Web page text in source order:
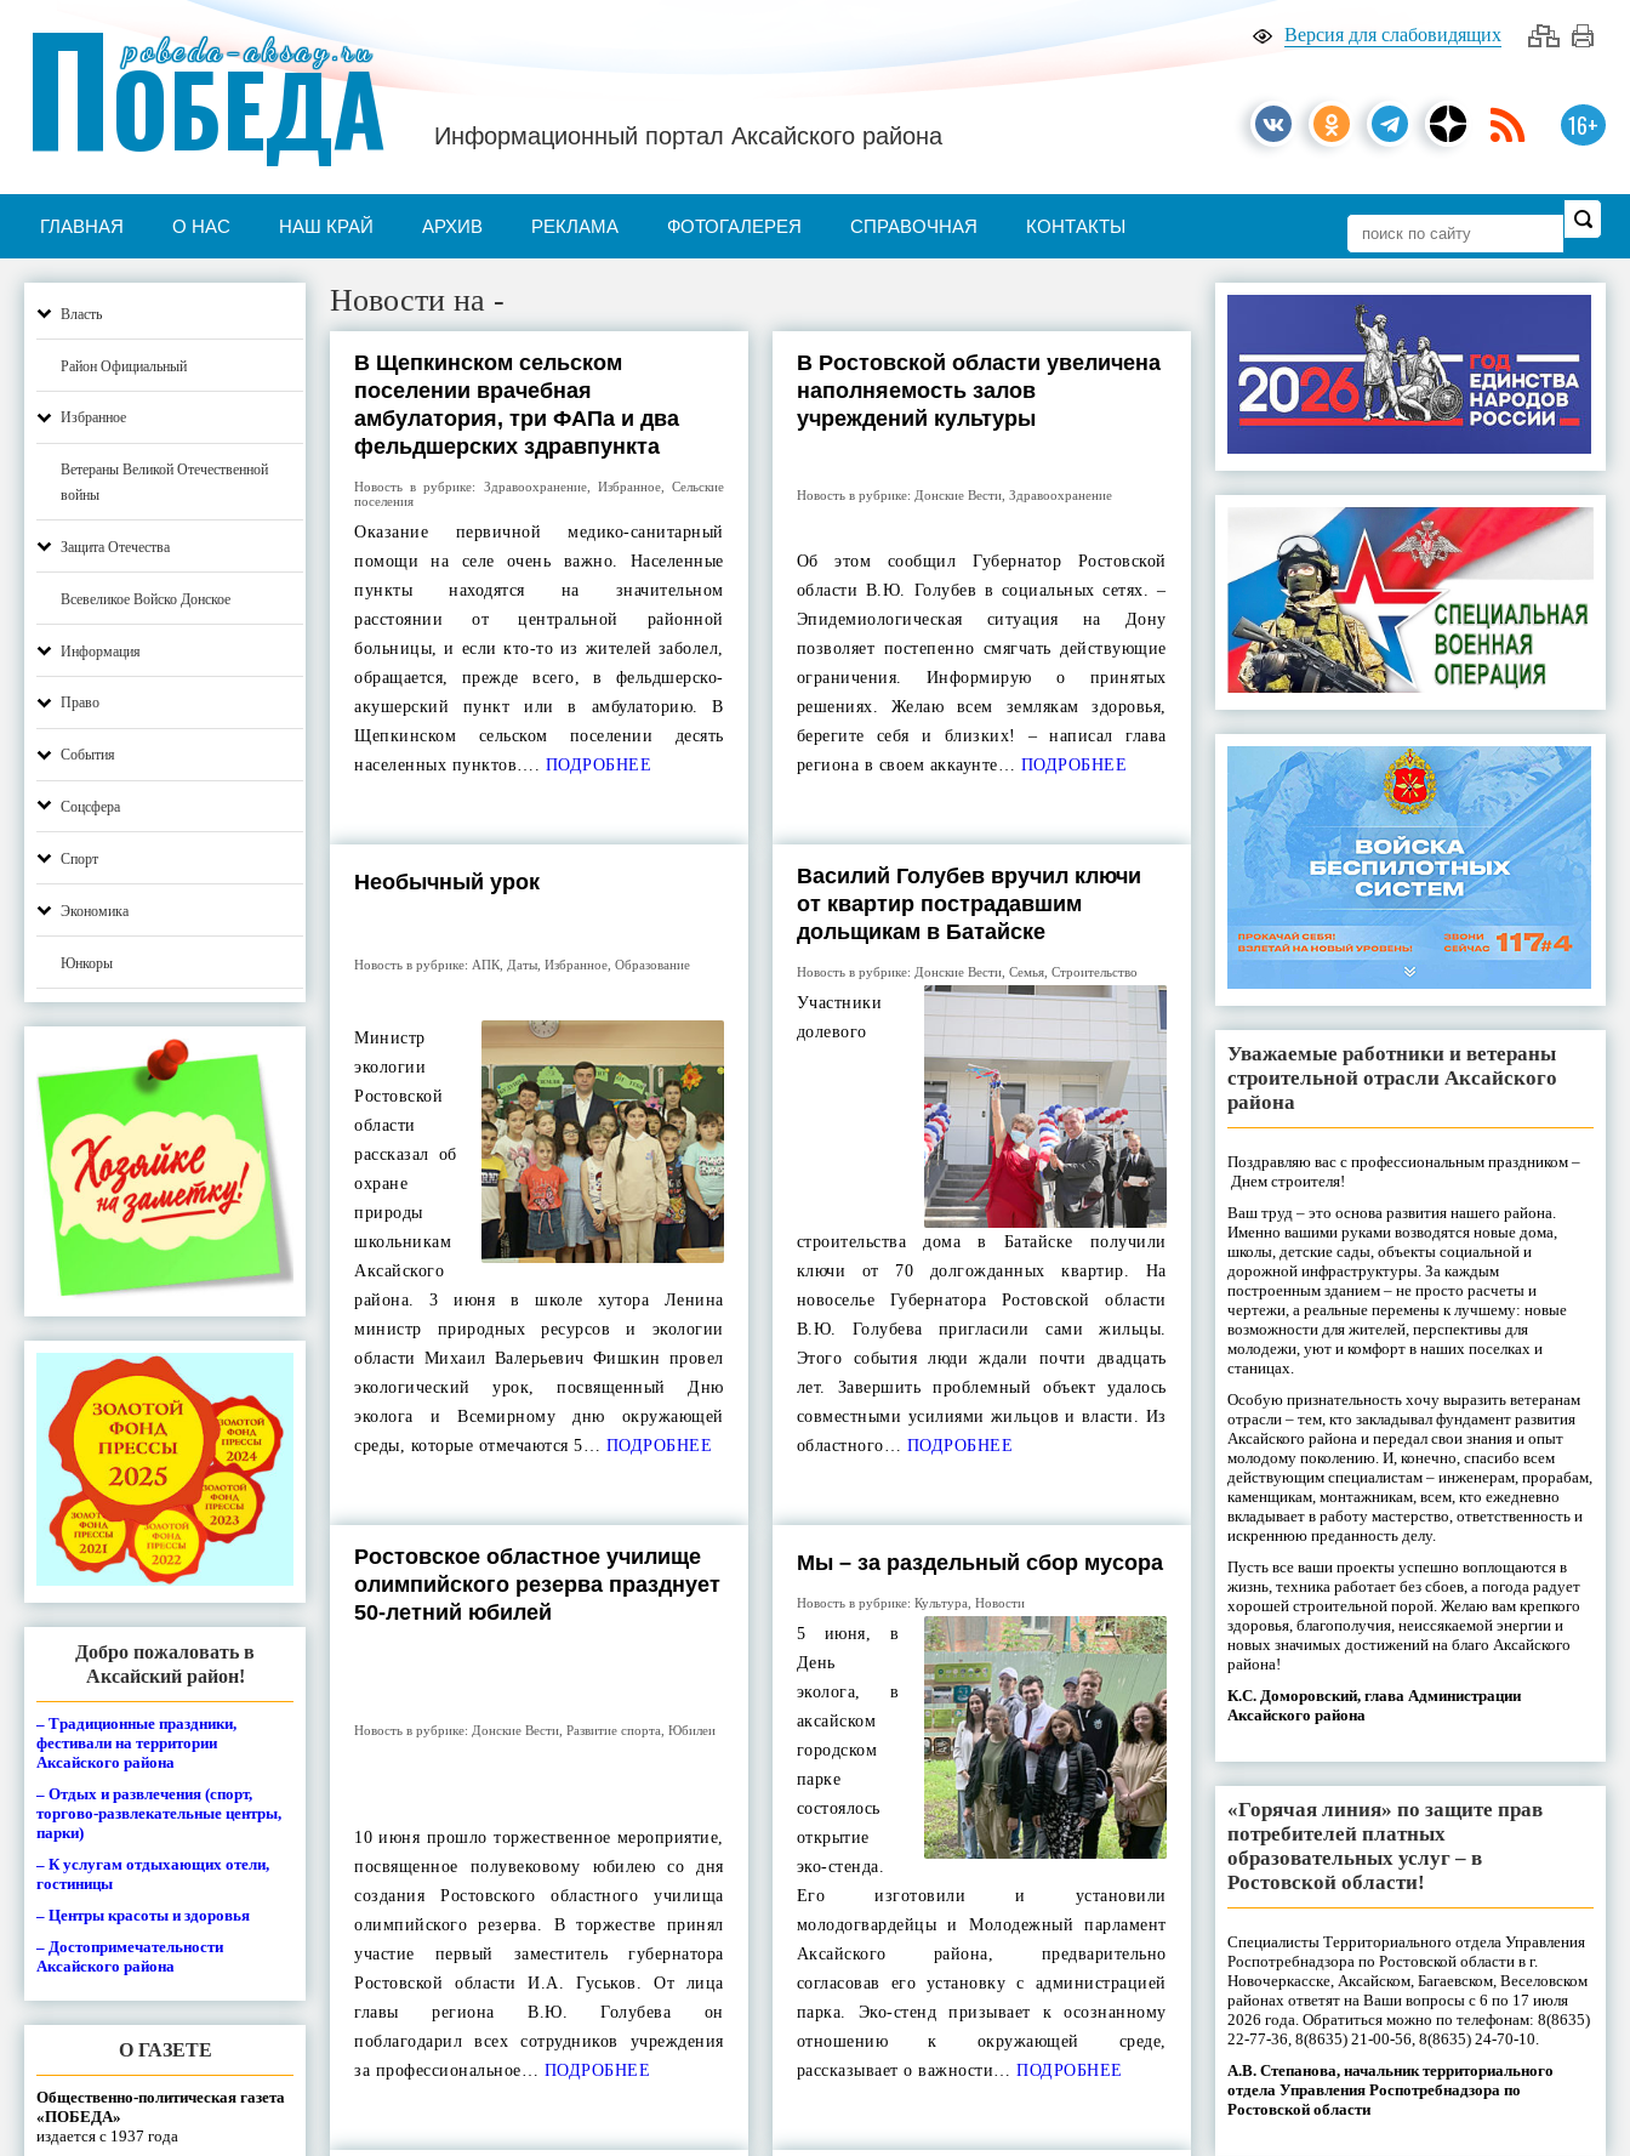
Версия для слабовидящих
16+
pobeda-aksay.ru
ПОБЕДА Информационный портал Аксайского района
ГЛАВНАЯ О НАС НАШ КРАЙ АРХИВ РЕКЛАМА ФОТОГАЛЕРЕЯ СПРАВОЧНАЯ КОНТАКТЫ
Власть
Район Официальный
Избранное
Ветераны Великой Отечественной
войны
Защита Отечества
Всевеликое Войско Донское
Информация
Право
События
Соцсфера
Спорт
Экономика
Юнкоры
Добро пожаловать в
Аксайский район!
– Традиционные праздники,
фестивали на территории
Аксайского района
– Отдых и развлечения (спорт,
торгово-развлекательные центры,
парки)
– К услугам отдыхающих отели,
гостиницы
– Центры красоты и здоровья
– Достопримечательности
Аксайского района
О ГАЗЕТЕ
Общественно-политическая газета
«ПОБЕДА»
издается с 1937 года
Новости на -
В Щепкинском сельском
поселении врачебная
амбулатория, три ФАПа и два
фельдшерских здравпункта
Новость в рубрике: Здравоохранение, Избранное, Сельские
поселения
Оказание первичной медико-санитарный
помощи на селе очень важно. Населенные
пункты находятся на значительном
расстоянии от центральной районной
больницы, и если кто-то из жителей заболел,
обращается, прежде всего, в фельдшерско-
акушерский пункт или в амбулаторию. В
Щепкинском сельском поселении десять
населенных пунктов…. ПОДРОБНЕЕ
В Ростовской области увеличена
наполняемость залов
учреждений культуры
Новость в рубрике: Донские Вести, Здравоохранение
Об этом сообщил Губернатор Ростовской
области В.Ю. Голубев в социальных сетях. –
Эпидемиологическая ситуация на Дону
позволяет постепенно смягчать действующие
ограничения. Информирую о принятых
решениях. Желаю всем землякам здоровья,
берегите себя и близких! – написал глава
региона в своем аккаунте… ПОДРОБНЕЕ
Необычный урок
Новость в рубрике: АПК Даты ,Избранное ,Образование
Министр
экологии
Ростовской
области
рассказал об
охране
природы
школьникам
Аксайского
района. 3 июня в школе хутора Ленина
министр природных ресурсов и экологии
области Михаил Валерьевич Фишкин провел
экологический урок, посвященный Дню
эколога и Всемирному дню окружающей
среды, которые отмечаются 5… ПОДРОБНЕЕ
Василий Голубев вручил ключи
от квартир пострадавшим
дольщикам в Батайске
Новость в рубрике: Донские Вести, Семья, Строительство
Участники
долевого
строительства дома в Батайске получили
ключи от 70 долгожданных квартир. На
новоселье Губернатора Ростовской области
В.Ю. Голубева пригласили сами жильцы.
Этого события люди ждали почти двадцать
лет. Завершить проблемный объект удалось
совместными усилиями жильцов и власти. Из
областного… ПОДРОБНЕЕ
Ростовское областное училище
олимпийского резерва празднует
50-летний юбилей
Новость в рубрике: Донские Вести ,Развитие спорта ,Юбилеи
10 июня прошло торжественное мероприятие,
посвященное полувековому юбилею со дня
создания Ростовского областного училища
олимпийского резерва. В торжестве принял
участие первый заместитель губернатора
Ростовской области И.А. Гуськов. От лица
главы региона В.Ю. Голубева он
поблагодарил всех сотрудников учреждения
за профессиональное… ПОДРОБНЕЕ
Мы – за раздельный сбор мусора
Новость в рубрике: Культура Новости
5 июня, в
День
эколога, в
аксайском
городском
парке
состоялось
открытие
эко-стенда.
Его изготовили и установили
молодогвардейцы и Молодежный парламент
Аксайского района, предварительно
согласовав его установку с администрацией
парка. Эко-стенд призывает к осознанному
отношению к окружающей среде,
рассказывает о важности… ПОДРОБНЕЕ
Уважаемые работники и ветераны
строительной отрасли Аксайского
района
Поздравляю вас с профессиональным праздником –
Днем строителя!
Ваш труд – это основа развития нашего района.
Именно вашими руками возводятся новые дома,
школы, детские сады, объекты социальной и
дорожной инфраструктуры. За каждым
построенным зданием – не просто расчеты и
чертежи, а реальные перемены к лучшему: новые
возможности для жителей, перспективы для
молодежи, уют и комфорт в наших поселках и
станицах.
Особую признательность хочу выразить ветеранам
отрасли – тем, кто закладывал фундамент развития
Аксайского района и передал свои знания и опыт
молодому поколению. И, конечно, спасибо всем
действующим специалистам – инженерам, прорабам,
каменщикам, монтажникам, всем, кто ежедневно
вкладывает в работу мастерство, ответственность и
искреннюю преданность делу.
Пусть все ваши проекты успешно воплощаются в
жизнь, техника работает без сбоев, а погода радует
хорошей строительной порой. Желаю вам крепкого
здоровья, благополучия, неиссякаемой энергии и
новых значимых достижений на благо Аксайского
района!
К.С. Доморовский, глава Администрации
Аксайского района
«Горячая линия» по защите прав
потребителей платных
образовательных услуг – в
Ростовской области!
Специалисты Территориального отдела Управления
Роспотребнадзора по Ростовской области в г.
Новочеркасске, Аксайском, Багаевском, Веселовском
районах ответят на Ваши вопросы с 6 по 17 июля
2026 года. Обратиться можно по телефонам: 8(8635)
22-77-36, 8(8635) 21-00-56, 8(8635) 24-70-10.
А.В. Степанова, начальник территориального
отдела Управления Роспотребнадзора по
Ростовской области